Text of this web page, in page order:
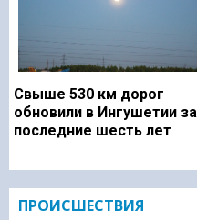
Свыше 530 км дорог
обновили в Ингушетии за
последние шесть лет
ПРОИСШЕСТВИЯ